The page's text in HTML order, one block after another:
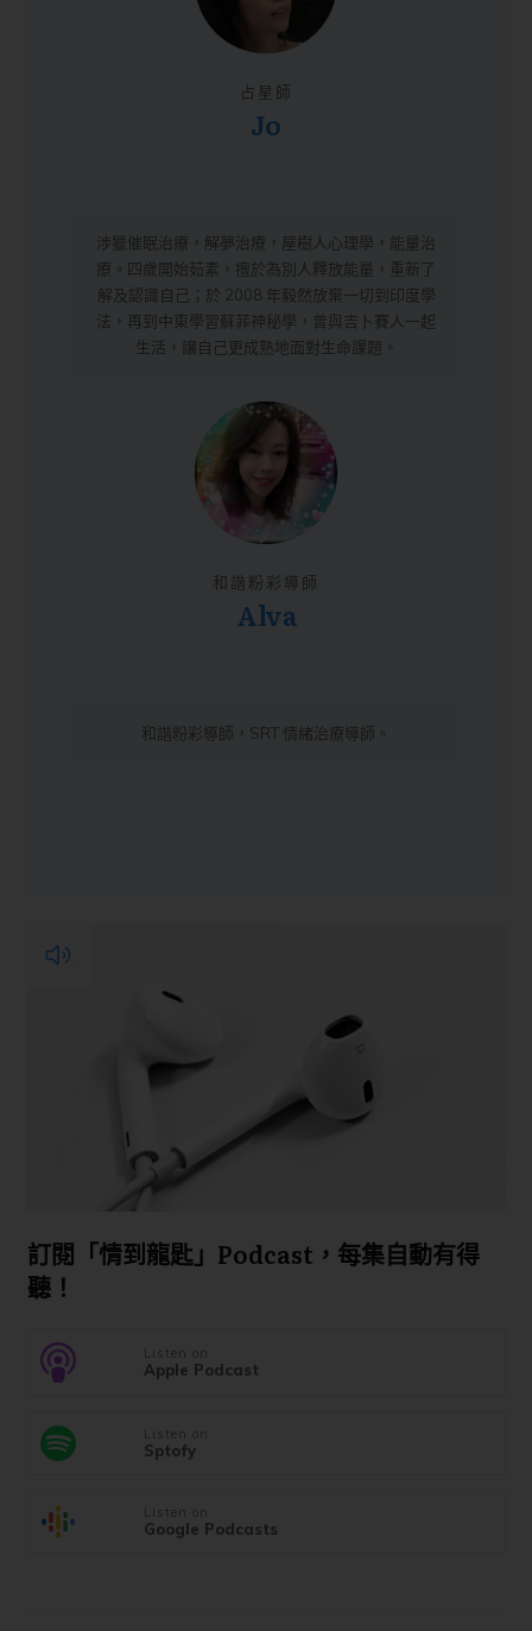
占星師
Jo
涉獵催眠治療，解夢治療，屋樹人心理學，能量治
療。四歲開始茹素，擅於為別人釋放能量，重新了
解及認識自己；於 2008 年毅然放棄一切到印度學
法，再到中東學習蘇菲神秘學，曾與吉卜賽人一起
生活，讓自己更成熟地面對生命課題。
和諧粉彩導師
Alva
和諧粉彩導師，SRT 情緒治療導師。
訂閱「情到龍匙」Podcast，每集自動有得
聽！
Listen on
Apple Podcast
Listen on
Sptofy
Listen on
Google Podcasts